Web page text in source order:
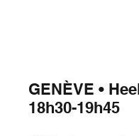
GENÈVE •
18h30-19h45